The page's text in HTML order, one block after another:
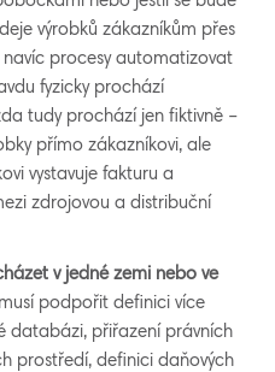
výrobků zákazníkům přes
procesy automatizovat
fyzicky prochází
tudy prochází jen fiktivně –
přímo zákazníkovi, ale
vystavuje fakturu a
zdrojovou a distribuční
v jedné zemi nebo ve
podpořit definici více
databázi, přiřazení právních
prostředí, definici daňových